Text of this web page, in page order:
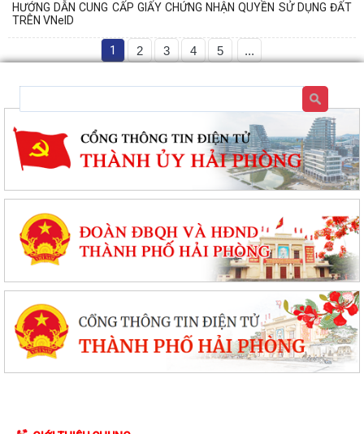
HƯỚNG DẪN CUNG CẤP GIẤY CHỨNG NHẬN QUYỀN SỬ DỤNG ĐẤT
TRÊN VNeID
1 2 3 4 5 ...